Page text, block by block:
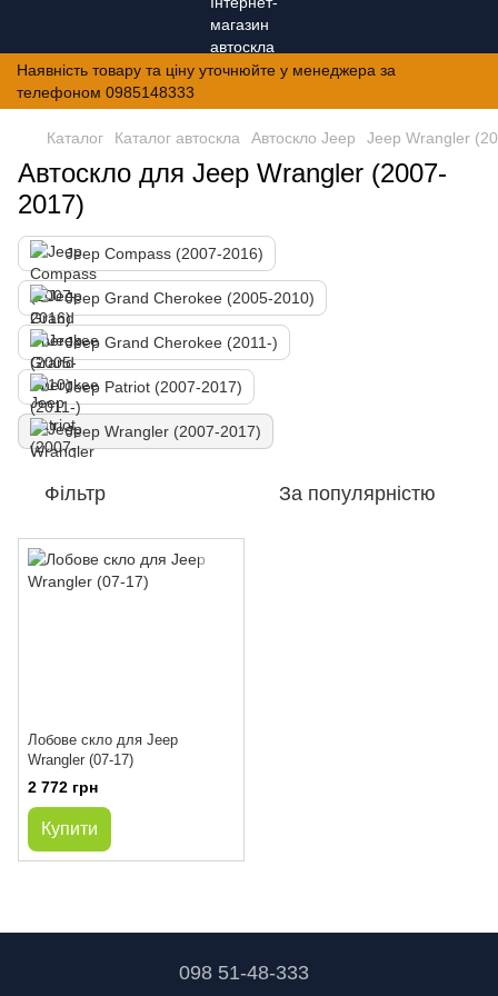
Наявність товару та ціну уточнюйте у менеджера за
телефоном 0985148333
Каталог Каталог автоскла Автоскло Jeep Jeep Wrangler
Автоскло для Jeep Wrangler (2007-
2017)
Jeep Compass (2007-2016)
Jeep Grand Cherokee (2005-2010)
Jeep Grand Cherokee (2011-)
Jeep Patriot (2007-2017)
Jeep Wrangler (2007-2017)
Фільтр За популярністю
Лобове скло для Jeep
Wrangler (07-17)
2 772 грн
Купити
098 51-48-333